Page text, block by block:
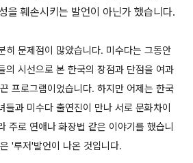
을 훼손시키는 발언이 아닌가 했습니다.
히 문제점이 많았습니다. 미수다는 그동안
의 시선으로 본 한국의 장점과 단점을 여과
프로그램이었습니다. 하지만 어제는 한국
들과 미수다 출연진이 만나 서로 문화차이
주로 연애나 화장법 같은 이야기를 했습니
'루저'발언이 나온 것입니다.